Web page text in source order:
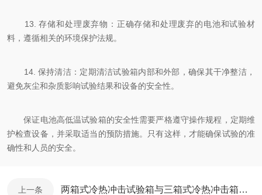
13. 存储和处理废弃物：正确存储和处理废弃的电池和试验材
料，遵循相关的环境保护法规。
14. 保持清洁：定期清洁试验箱内部和外部，确保其干净整洁，
避免灰尘和杂质影响试验结果和设备的安全性。
保证电池高低温试验箱的安全性需要严格遵守操作规程，定期维
护检查设备，并采取适当的预防措施。只有这样，才能确保试验的准
确性和人员的安全。
上一条 两箱式冷热冲击试验箱与三箱式冷热冲击箱有什么不同？